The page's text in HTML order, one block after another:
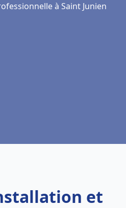
à Saint Junien
et